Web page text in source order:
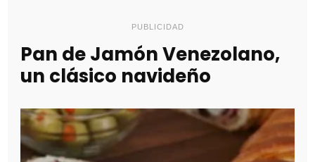
PUBLICIDAD
Pan de Jamón Venezolano,
un clásico navideño